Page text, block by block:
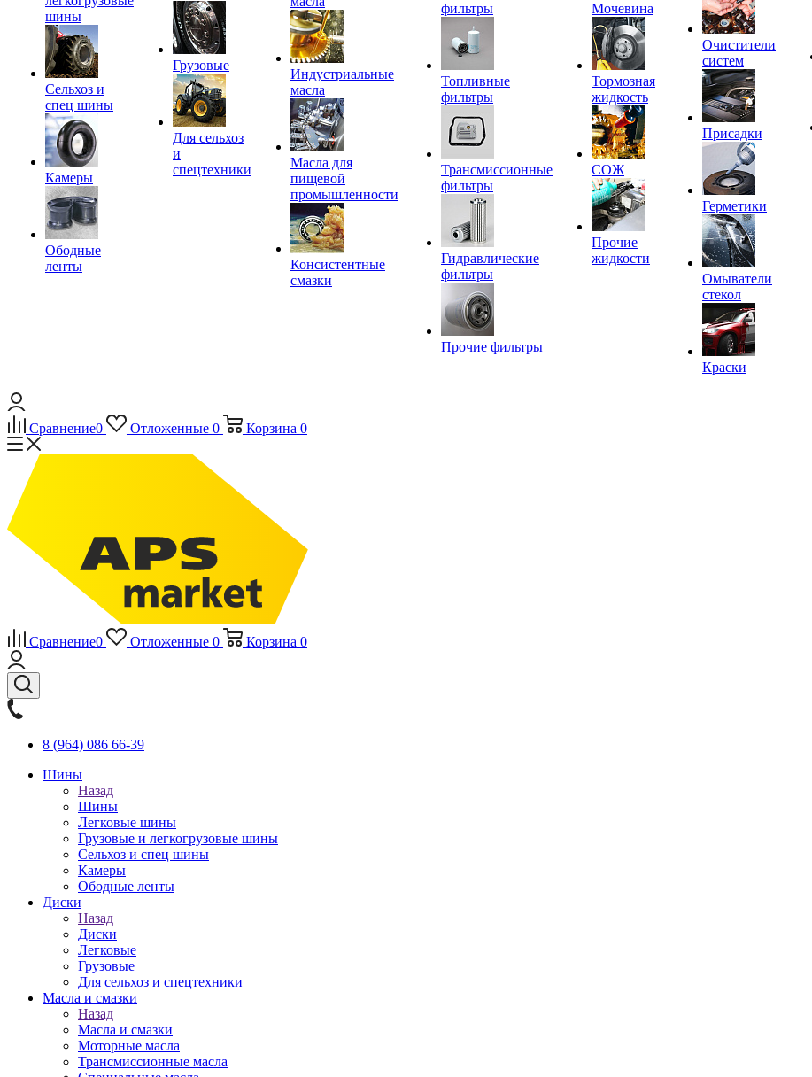
шины
Сельхоз и
спец шины
Камеры
Ободные
ленты
Грузовые
Для сельхоз
и
спецтехники
Индустриальные
масла
Масла для
пищевой
промышленности
Консистентные
смазки
фильтры
Топливные
фильтры
Трансмиссионные
фильтры
Гидравлические
фильтры
Прочие фильтры
Мочевина
Тормозная
жидкость
СОЖ
Прочие
жидкости
Очистители
систем
Присадки
Герметики
Омыватели
стекол
Краски
Сравнение0 Отложенные 0 Корзина 0
Сравнение0 Отложенные 0 Корзина 0
8 (964) 086 66-39
Шины
Назад
Шины
Легковые шины
Грузовые и легкогрузовые шины
Сельхоз и спец шины
Камеры
Ободные ленты
Диски
Назад
Диски
Легковые
Грузовые
Для сельхоз и спецтехники
Масла и смазки
Назад
Масла и смазки
Моторные масла
Трансмиссионные масла